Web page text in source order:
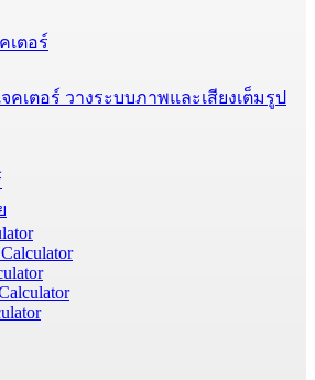
เตอร์
คเตอร์ วางระบบภาพและเสียงเต็มรูป